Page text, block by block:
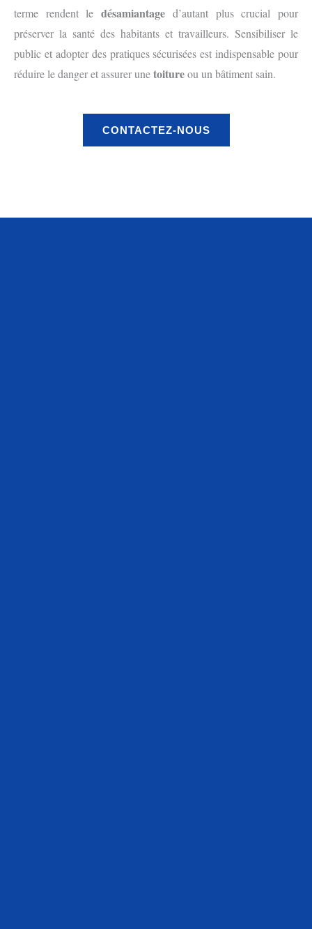
terme rendent ledésamiantage d’autant plus crucial pour
préserver la santé des habitants et travailleurs. Sensibiliser le
public et adopter des pratiques sécurisées est indispensable pour
réduire le danger et assurer unetoitureou un bâtiment sain.
CONTACTEZ-NOUS